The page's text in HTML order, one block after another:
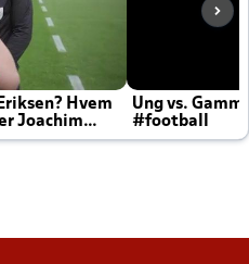
Hvem
Joachim
Ung vs.
#football